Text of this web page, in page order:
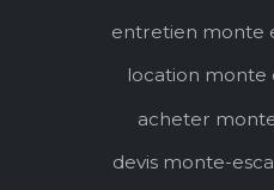
entretien monte
location monte
acheter
devis monte-